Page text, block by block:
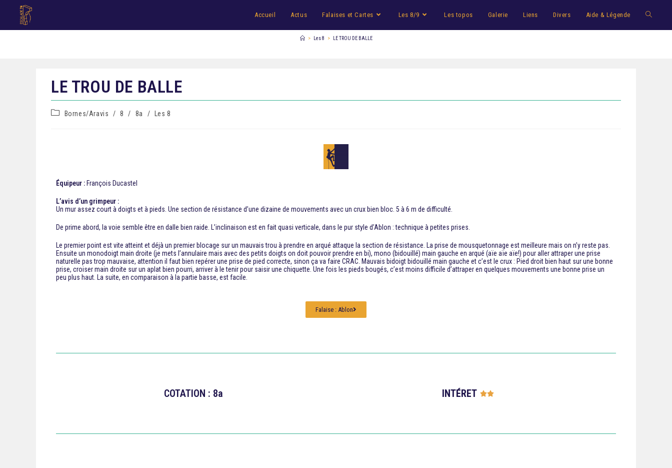
Accueil Actus Falaises et Cartes Les 8/9 Les topos Galerie Liens Divers Aide & Légende
> Les 8 > LE TROU DE BALLE
LE TROU DE BALLE
Bornes/Aravis / 8 / 8a / Les 8
Équipeur : François Ducastel
L’avis d’un grimpeur :
Un mur assez court à doigts et à pieds. Une section de résistance d’une dizaine de mouvements avec un crux bien bloc. 5 à 6 m de difficulté.
De prime abord, la voie semble être en dalle bien raide. L’inclinaison est en fait quasi verticale, dans le pur style d’Ablon : technique à petites prises.
Le premier point est vite atteint et déjà un premier blocage sur un mauvais trou à prendre en arqué attaque la section de résistance. La prise de mousquetonnage est meilleure mais on n’y reste pas.
Ensuite un monodoigt main droite (je mets l’annulaire mais avec des petits doigts on doit pouvoir prendre en bi), mono (bidouillé) main gauche en arqué (aïe aïe aïe!) pour aller attraper une prise
naturelle pas trop mauvaise, attention il faut bien repérer une prise de pied correcte, sinon ça va faire CRAC. Mauvais bidoigt bidouillé main gauche et c’est le crux : Pied droit bien haut sur une bonne
prise, croiser main droite sur un aplat bien pourri, arriver à le tenir pour saisir une chiquette. Une fois les pieds bougés, c’est moins difficile d’attraper en quelques mouvements une bonne prise un
peu plus haut. La suite, en comparaison à la partie basse, est facile.
Falaise : Ablon
COTATION : 8a INTÉRET 